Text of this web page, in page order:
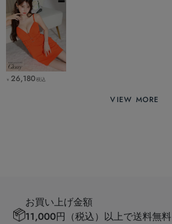
￥ 26,180税込
VIEW MORE
お買い上げ金額
11,000円（税込）以上で送料無料